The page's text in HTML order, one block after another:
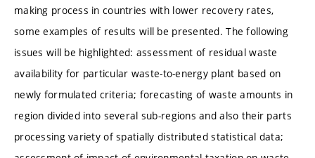
making process in countries with lower recovery rates,
some examples of results will be presented. The following
issues will be highlighted: assessment of residual waste
availability for particular waste-to-energy plant based on
newly formulated criteria; forecasting of waste amounts in
region divided into several sub-regions and also their parts
processing variety of spatially distributed statistical data;